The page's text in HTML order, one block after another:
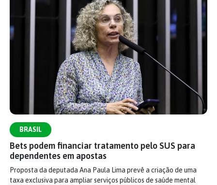
BRASIL
Bets podem financiar tratamento pelo SUS para
dependentes em apostas
Proposta da deputada Ana Paula Lima prevê a criação de uma
taxa exclusiva para ampliar serviços públicos de saúde mental